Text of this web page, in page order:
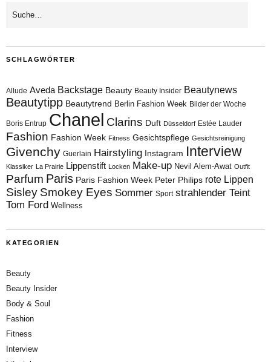
SCHLAGWÖRTER
Allude Aveda Backstage Beauty Beauty Insider Beautynews
Beautytipp Beautytrend Berlin Fashion Week Bilder der Woche
Boris Entrup Chanel Clarins Duft Düsseldorf Estée Lauder
Fashion Fashion Week Fitness Gesichtspflege Gesichtsreinigung
Givenchy Guerlain Hairstyling Instagram Interview
Klassiker La Prairie Lippenstift Locken Make-up Nevil Alem-Awat Outfit
Parfum Paris Paris Fashion Week Peter Philips rote Lippen
Sisley Smokey Eyes Sommer Sport strahlender Teint
Tom Ford Wellness
KATEGORIEN
Beauty
Beauty Insider
Body & Soul
Fashion
Fitness
Interview